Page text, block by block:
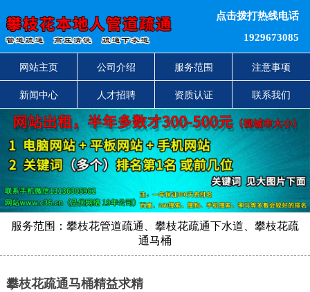
点击拨打热线电话
1929673085
网站主页 公司介绍 服务范围 注意事项
新闻中心 人才招聘 资质认证 联系我们
服务范围：攀枝花管道疏通、攀枝花疏通下水道、攀枝花疏
通马桶
攀枝花疏通马桶精益求精